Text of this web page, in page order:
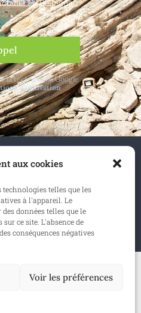
aux cookies
telles que les
à l'appareil. Le
données telles que le
ce site. L'absence de
conséquences négatives
Voir les préférences
en Belgique
la technologie Google
d'utilisation